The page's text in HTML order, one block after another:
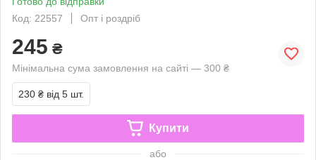
Код: 22557
Опт і роздріб
245 ₴
Мінімальна сума замовлення на сайті — 300 ₴
230 ₴ від 5 шт.
Купити
або